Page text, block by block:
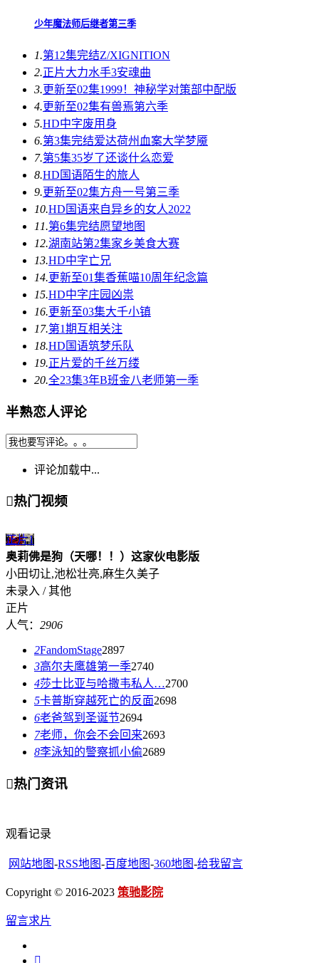
少年魔法师后继者第三季
1.第12集完结Z/XIGNITION
2.正片大力水手3安魂曲
3.更新至02集1999！神秘学对策部中配版
4.更新至02集有兽焉第六季
5.HD中字废用身
6.第3集完结爱达荷州血案大学梦魇
7.第5集35岁了还谈什么恋爱
8.HD国语陌生的旅人
9.更新至02集方舟一号第三季
10.HD国语来自异乡的女人2022
11.第6集完结愿望地图
12.湖南站第2集家乡美食大赛
13.HD中字亡兄
14.更新至01集香蕉喵10周年纪念篇
15.HD中字庄园凶祟
16.更新至03集大千小镇
17.第1期互相关注
18.HD国语筑梦乐队
19.正片爱的千丝万缕
20.全23集3年B班金八老师第一季
半熟恋人评论
评论加载中...
热门视频
正片1
奥莉佛是狗（天哪！！）这家伙电影版
小田切让,池松壮亮,麻生久美子
未录入 / 其他
正片
人气： 2906
2FandomStage2897
3高尔夫鹰雄第一季2740
4莎士比亚与哈撒韦私人…2700
5卡普斯穿越死亡的反面2698
6老爸驾到圣诞节2694
7老师，你会不会回来2693
8李泳知的警察抓小偷2689
热门资讯
观看记录
网站地图-RSS地图-百度地图-360地图-给我留言
Copyright © 2016-2023 策驰影院
留言求片
